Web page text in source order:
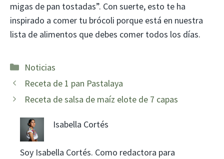
migas de pan tostadas”. Con suerte, esto te ha
inspirado a comer tu brócoli porque está en nuestra
lista de alimentos que debes comer todos los días.
Categorías
Noticias
Receta de 1 pan Pastalaya
Receta de salsa de maíz elote de 7 capas
Isabella Cortés
Soy Isabella Cortés. Como redactora para